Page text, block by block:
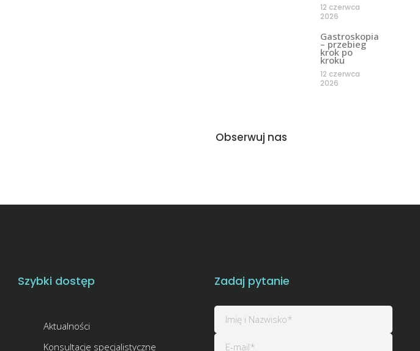
12 czerwca
2026
Gastroskopia
– przebieg
krok po
kroku
12 czerwca
2026
Obserwuj nas
Szybki dostęp
Aktualności
Konsultacje specjalistyczne
Zadaj pytanie